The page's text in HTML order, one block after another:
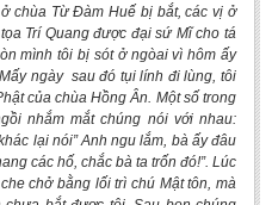
chùa Từ Đàm Huế bị bắt, các vị ở
Trí Quang được đại sứ Mĩ cho tá
mình tôi bị sót ở ngòai vì hôm ấy
ngày sau đó tụi lính đi lùng, tôi
của chùa Hồng Ân. Một số trong
nhắm mắt chúng nói với nhau:
lại nói” Anh ngu lắm, bà ấy đâu
các hố, chắc bà ta trốn đó!”. Lúc
chở bằng lối trì chú Mật tôn, mà